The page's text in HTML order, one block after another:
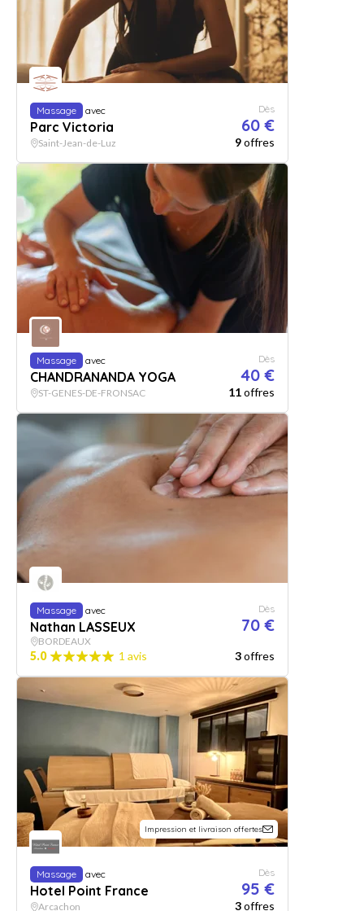
Massage avec
Parc Victoria
Dès
60 €
Saint-Jean-de-Luz 9offres
Massage avec
CHANDRANANDA YOGA
Dès
40 €
ST-GENES-DE-FRONSAC 11offres
Massage avec
Nathan LASSEUX
Dès
70 €
BORDEAUX
5.0 1 avis 3offres
Impression et livraison offertes
Massage avec
Hotel Point France
Dès
95 €
Arcachon 3offres